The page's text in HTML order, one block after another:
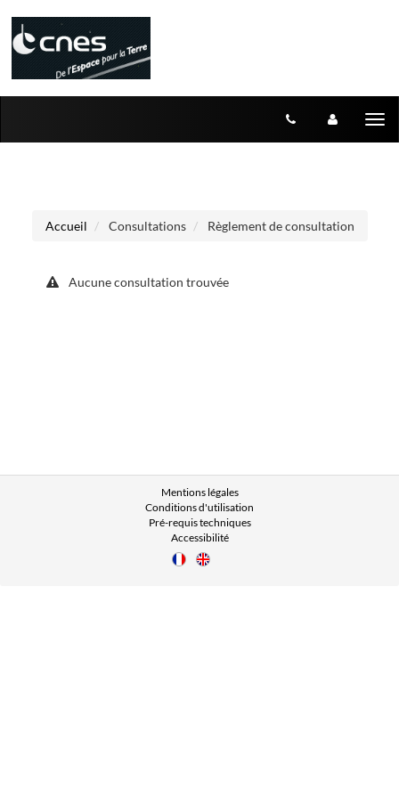
Accueil Consultations Règlement de consultation
Aucune consultation trouvée
Mentions légales
Conditions d'utilisation
Pré-requis techniques
Accessibilité